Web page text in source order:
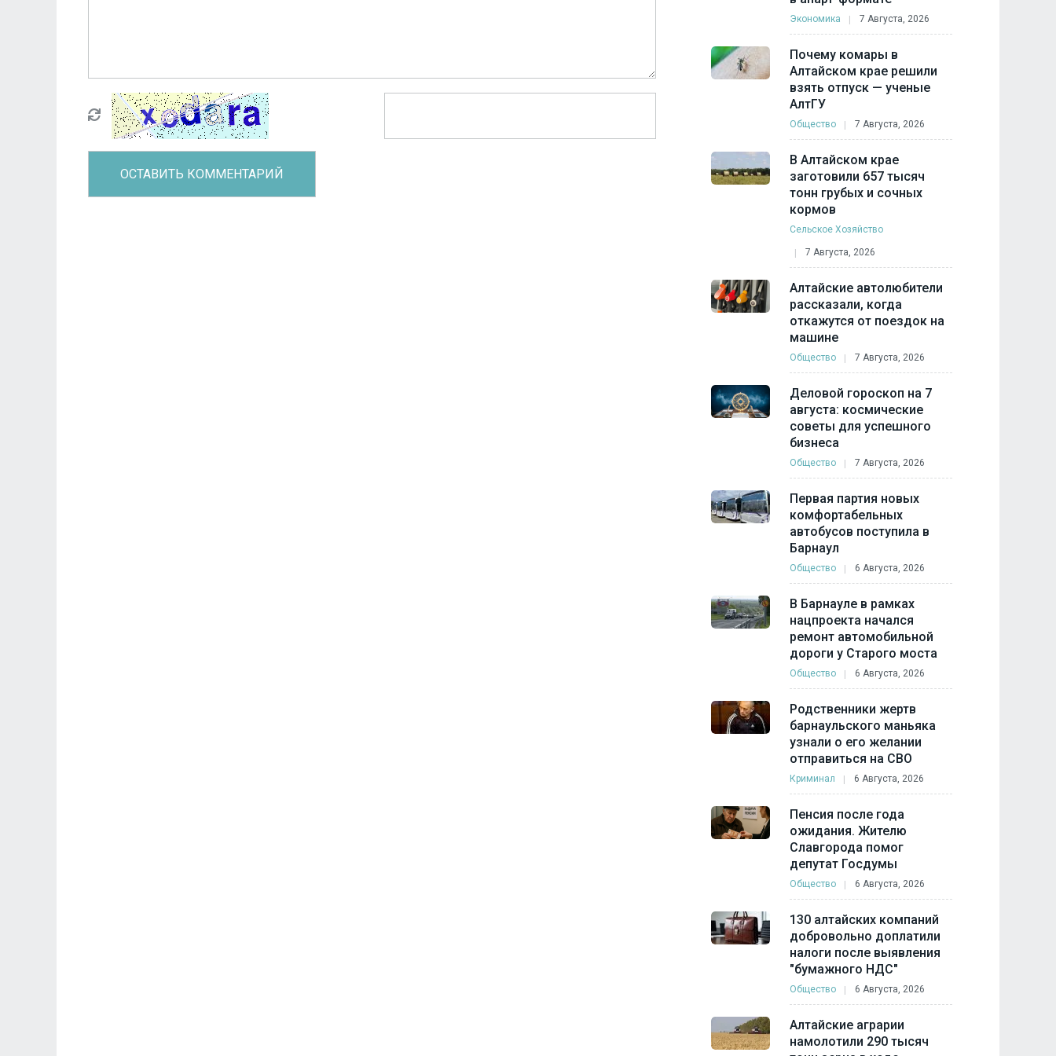
Экономика 7 Августа, 2026
Почему комары в
Алтайском крае решили
взять отпуск — ученые
АлтГУ
Общество 7 Августа, 2026
В Алтайском крае
заготовили 657 тысяч
тонн грубых и сочных
кормов
Сельское Хозяйство
7 Августа, 2026
Алтайские автолюбители
рассказали, когда
откажутся от поездок на
машине
Общество 7 Августа, 2026
Деловой гороскоп на 7
августа: космические
советы для успешного
бизнеса
Общество 7 Августа, 2026
Первая партия новых
комфортабельных
автобусов поступила в
Барнаул
Общество 6 Августа, 2026
В Барнауле в рамках
нацпроекта начался
ремонт автомобильной
дороги у Старого моста
Общество 6 Августа, 2026
Родственники жертв
барнаульского маньяка
узнали о его желании
отправиться на СВО
Криминал 6 Августа, 2026
Пенсия после года
ожидания. Жителю
Славгорода помог
депутат Госдумы
Общество 6 Августа, 2026
130 алтайских компаний
добровольно доплатили
налоги после выявления
"бумажного НДС"
Общество 6 Августа, 2026
Алтайские аграрии
намолотили 290 тысяч